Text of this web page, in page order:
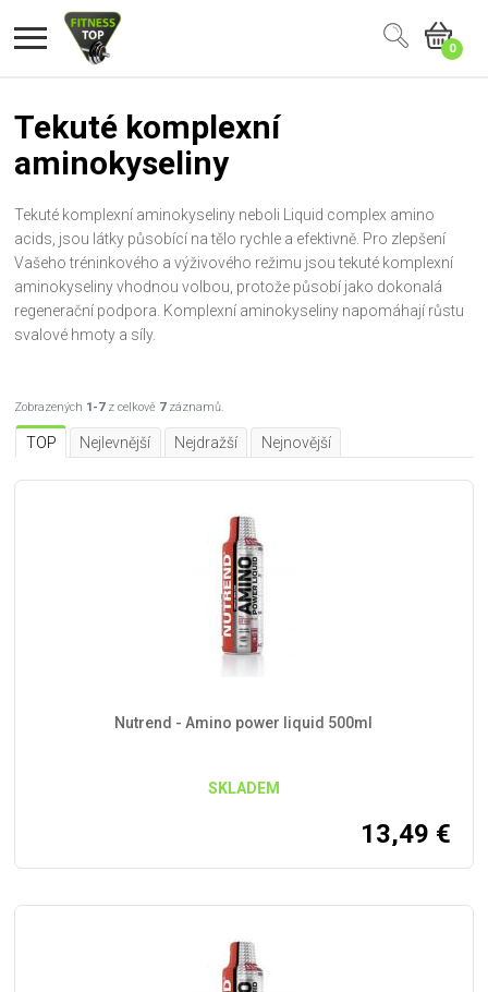
0
Tekuté komplexní
aminokyseliny
Tekuté komplexní aminokyseliny neboli Liquid complex amino
acids, jsou látky působící na tělo rychle a efektivně. Pro zlepšení
Vašeho tréninkového a výživového režimu jsou tekuté komplexní
aminokyseliny vhodnou volbou, protože působí jako dokonalá
regenerační podpora. Komplexní aminokyseliny napomáhají růstu
svalové hmoty a síly.
Zobrazených 1-7z celkově 7záznamů.
TOP Nejlevnější Nejdražší Nejnovější
Nutrend - Amino power liquid 500ml
SKLADEM
13,49 €